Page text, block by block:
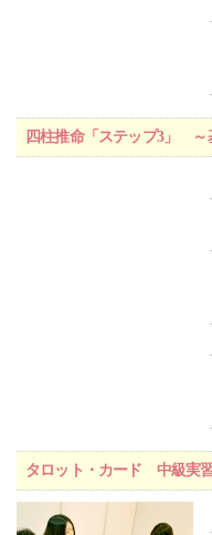
四柱推命「ステップ3」 ～
タロット・カード 中級実